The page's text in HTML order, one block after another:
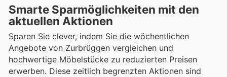
Smarte Sparmöglichkeiten mit den
aktuellen Aktionen
Sparen Sie clever, indem Sie die wöchentlichen
Angebote von Zurbrüggen vergleichen und
hochwertige Möbelstücke zu reduzierten Preisen
erwerben. Diese zeitlich begrenzten Aktionen sind